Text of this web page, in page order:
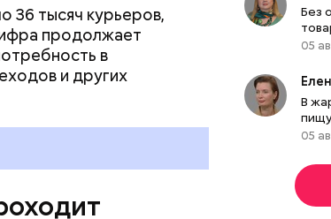
36 тысяч курьеров,
продолжает
в
и других
по типовому
периметру здания
красного кирпича.
Без
05
В
05